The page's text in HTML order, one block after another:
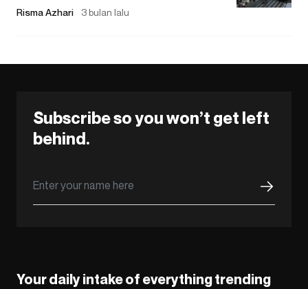
Risma Azhari 3 bulan lalu
Subscribe so you won’t get left
behind.
Your daily intake of everything trending